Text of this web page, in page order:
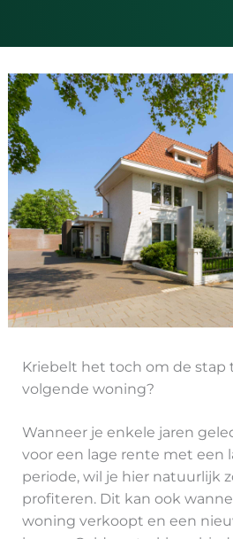
Kriebelt het toch om de stap
volgende woning?
Wanneer je enkele jaren
voor een lage rente met een
periode, wil je hier natuurlijk
profiteren. Dit kan ook
woning verkoopt en een